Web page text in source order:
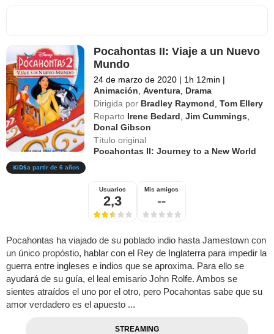
Pocahontas II: Viaje a un Nuevo
Mundo
24 de marzo de 2020 | 1h 12min |
Animación ,Aventura Drama
Dirigida por Bradley Raymond ,Tom Ellery
Reparto Irene Bedard ,Jim Cummings
Donal Gibson
Título original
Pocahontas II: Journey to a New World
a partir de 6 años
Usuarios
2,3
Mis amigos
--
Pocahontas ha viajado de su poblado indio hasta Jamestown con
un único propóstio, hablar con el Rey de Inglaterra para impedir la
guerra entre ingleses e indios que se aproxima. Para ello se
ayudará de su guía, el leal emisario John Rolfe. Ambos se
sientes atraídos el uno por el otro, pero Pocahontas sabe que su
amor verdadero es el apuesto ...
STREAMING